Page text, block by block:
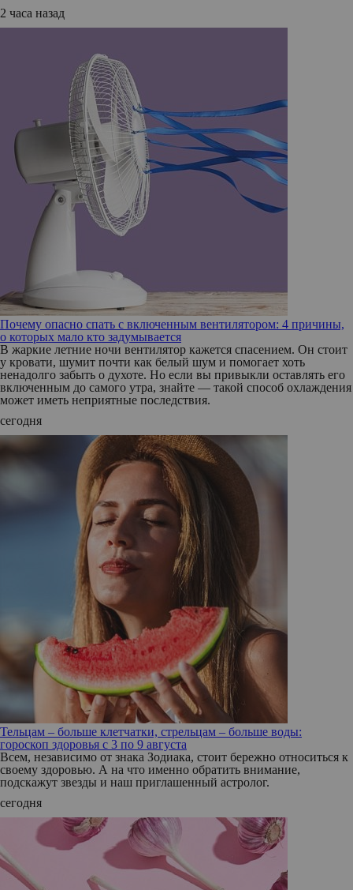
2 часа назад
Почему опасно спать с включенным вентилятором: 4 причины,
о которых мало кто задумывается
В жаркие летние ночи вентилятор кажется спасением. Он стоит
у кровати, шумит почти как белый шум и помогает хоть
ненадолго забыть о духоте. Но если вы привыкли оставлять его
включенным до самого утра, знайте — такой способ охлаждения
может иметь неприятные последствия.
сегодня
Тельцам – больше клетчатки, стрельцам – больше воды:
гороскоп здоровья с 3 по 9 августа
Всем, независимо от знака Зодиака, стоит бережно относиться к
своему здоровью. А на что именно обратить внимание,
подскажут звезды и наш приглашенный астролог.
сегодня